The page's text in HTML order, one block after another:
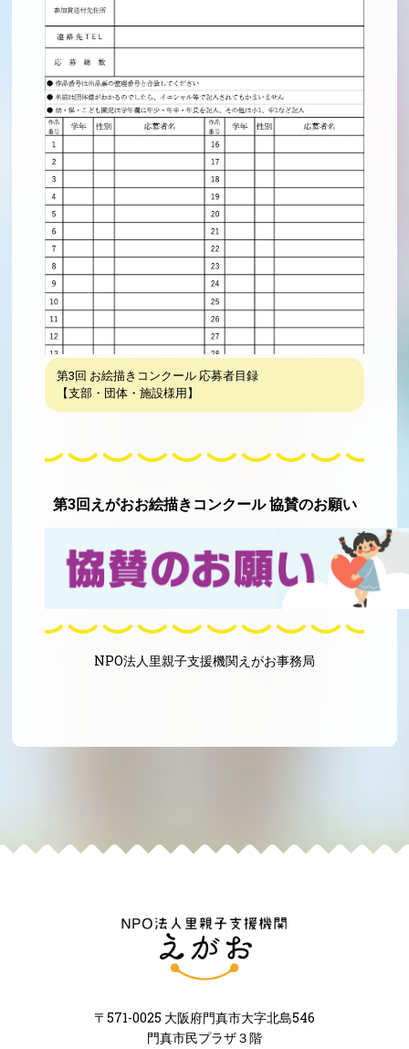
第3回 お絵描きコンクール 応募者目録
【支部・団体・施設様用】
第3回えがおお絵描きコンクール 協賛のお願い
NPO法人里親子支援機関えがお事務局
〒571-0025 大阪府門真市大字北島546
門真市民プラザ３階